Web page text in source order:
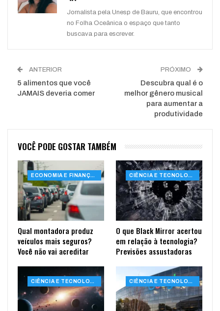
Jornalista pela Unesp de Bauru, que encontrou
no Folha Oceânica o espaço que tanto
buscava para escrever.
ANTERIOR
5 alimentos que você
JAMAIS deveria comer
PRÓXIMO
Descubra qual é o
melhor gênero musical
para aumentar a
produtividade
VOCÊ PODE GOSTAR TAMBÉM
ECONOMIA E FINANÇAS
Qual montadora produz
veículos mais seguros?
Você não vai acreditar
CIÊNCIA E TECNOLOGIA
O que Black Mirror acertou
em relação à tecnologia?
Previsões assustadoras
CIÊNCIA E TECNOLOGIA CIÊNCIA E TECNOLOGIA